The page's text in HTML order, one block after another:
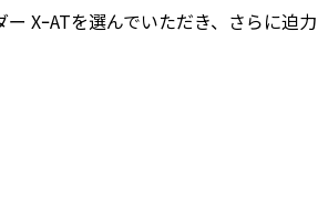
XｰATを選んでいただき、さらに迫力